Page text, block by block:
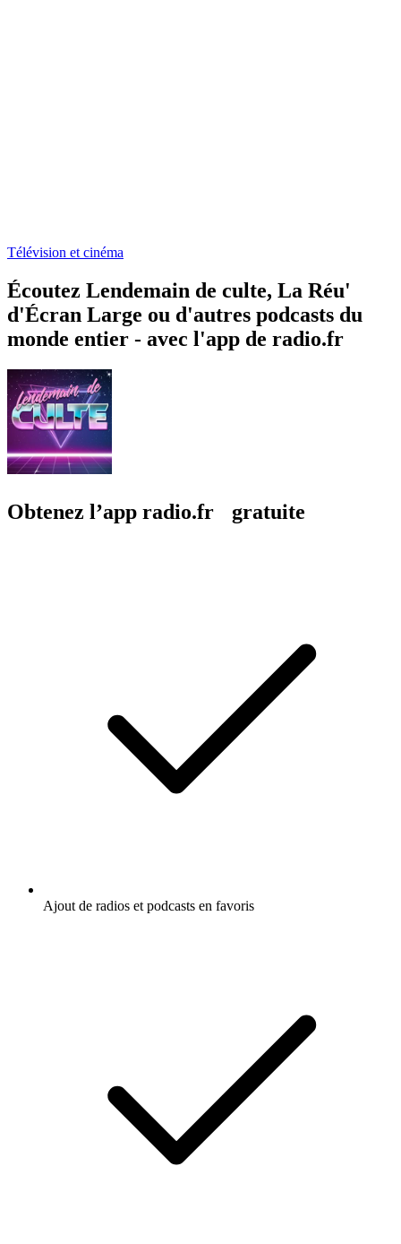
Télévision et cinéma
Écoutez Lendemain de culte, La Réu'
d'Écran Large ou d'autres podcasts du
monde entier - avec l'app de radio.fr
Obtenez l’app radio.fr gratuite
Ajout de radios et podcasts en favoris